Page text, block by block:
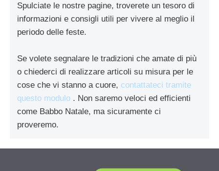
Spulciate le nostre pagine, troverete un tesoro di
informazioni e consigli utili per vivere al meglio il
periodo delle feste.
Se volete segnalare le tradizioni che amate di più
o chiederci di realizzare articoli su misura per le
cose che vi stanno a cuore, contattateci tramite
questo modulo . Non saremo veloci ed efficienti
come Babbo Natale, ma sicuramente ci
proveremo.